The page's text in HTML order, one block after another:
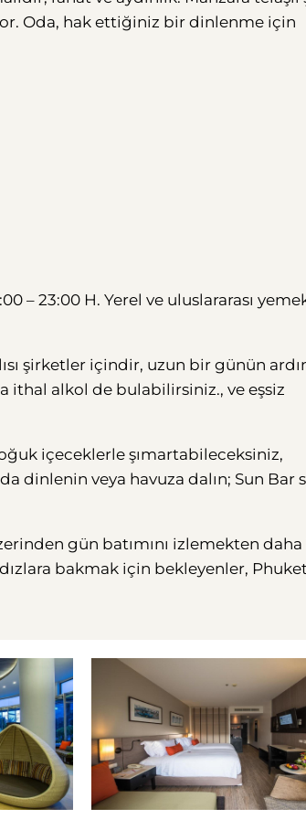
Oda, hak ettiğiniz bir dinlenme için
– 23:00 H. Yerel ve uluslararası
şirketler içindir, uzun bir günün
ithal alkol de bulabilirsiniz., ve eşsiz
içeceklerle şımartabileceksiniz,
dinlenin veya havuza dalın; Sun Bar
gün batımını izlemekten daha
bakmak için bekleyenler,